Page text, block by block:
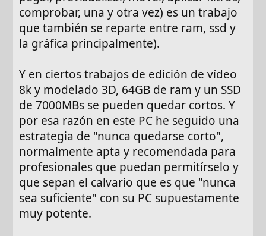
comprobar, una y otra vez) es un trabajo
que también se reparte entre ram, ssd y
la gráfica principalmente).
Y en ciertos trabajos de edición de vídeo
8k y modelado 3D, 64GB de ram y un SSD
de 7000MBs se pueden quedar cortos. Y
por esa razón en este PC he seguido una
estrategia de "nunca quedarse corto",
normalmente apta y recomendada para
profesionales que puedan permitírselo y
que sepan el calvario que es que "nunca
sea suficiente" con su PC supuestamente
muy potente.